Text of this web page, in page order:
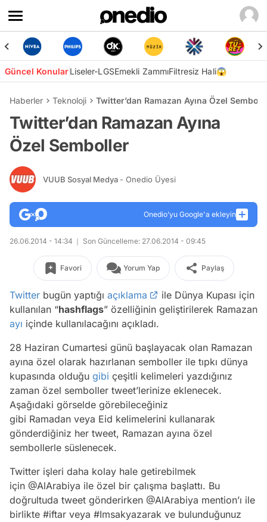
Güncel KonularLiseler-LGSEmekli ZammıFiltresiz Hali😱
Haberler Teknoloji Twitter’dan Ramazan Ayına Özel
Twitter’dan Ramazan Ayına
Özel Semboller
VUUB Sosyal Medya - Onedio Üyesi
Onedio’yu Google'a ekleyin
26.06.2014 - 14:34 Son Güncelleme: 27.06.2014 - 09:45
Favori Yorum Yap Paylaş
Twitter bugün yaptığı açıklama
ile Dünya Kupası için
kullanılan “hashflags” özelliğinin geliştirilerek Ramazan
ayı içinde kullanılacağını açıkladı.
28 Haziran Cumartesi günü başlayacak olan Ramazan
ayına özel olarak hazırlanan semboller ile tıpkı dünya
kupasında olduğu gibi çeşitli kelimeleri yazdığınız
zaman özel semboller tweet’lerinize eklenecek.
Aşağıdaki görselde görebileceğiniz
gibi Ramadan veya Eid kelimelerini kullanarak
gönderdiğiniz her tweet, Ramazan ayına özel
sembollerle süslenecek.
Twitter işleri daha kolay hale getirebilmek
için @AlArabiya ile özel bir çalışma başlattı. Bu
doğrultuda tweet gönderirken @AlArabiya mention’ı ile
birlikte #iftar veya #Imsakyazarak ve bulunduğunuz